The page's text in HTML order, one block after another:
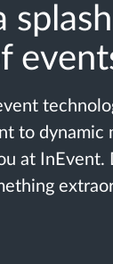
to dynamic
at InEvent.